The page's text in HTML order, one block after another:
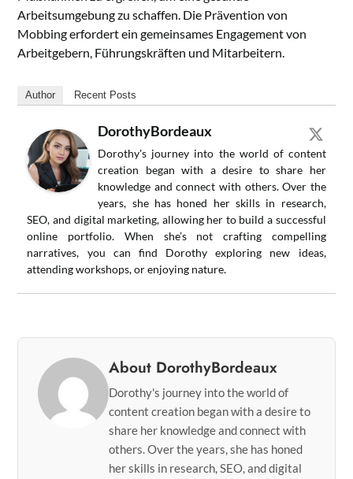
Arbeitsumgebung zu schaffen. Die Prävention von
Mobbing erfordert ein gemeinsames Engagement von
Arbeitgebern, Führungskräften und Mitarbeitern.
Author Recent Posts
DorothyBordeaux
Dorothy's journey into the world of content
creation began with a desire to share her
knowledge and connect with others. Over the
years, she has honed her skills in research,
SEO, and digital marketing, allowing her to build a successful
online portfolio. When she’s not crafting compelling
narratives, you can find Dorothy exploring new ideas,
attending workshops, or enjoying nature.
About DorothyBordeaux
Dorothy's journey into the world of
content creation began with a desire to
share her knowledge and connect with
others. Over the years, she has honed
her skills in research, SEO, and digital